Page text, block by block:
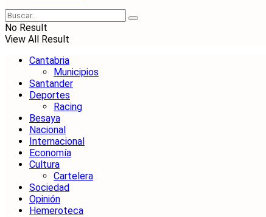
No Result
View All Result
Cantabria
Municipios
Santander
Deportes
Racing
Besaya
Nacional
Internacional
Economía
Cultura
Cartelera
Sociedad
Opinión
Hemeroteca